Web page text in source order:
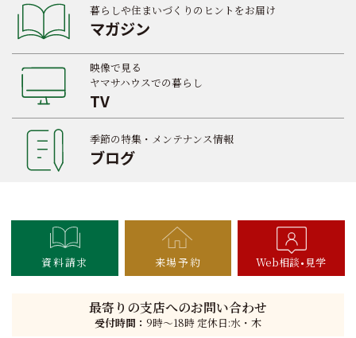
暮らしや住まいづくりのヒントをお届け
マガジン
映像で見る
ヤマサハウスでの暮らし
TV
季節の特集・メンテナンス情報
ブログ
資料請求 来場予約 Web相談 見学
最寄りの支店へのお問い合わせ
受付時間： 9時〜18時 定休日:水・木